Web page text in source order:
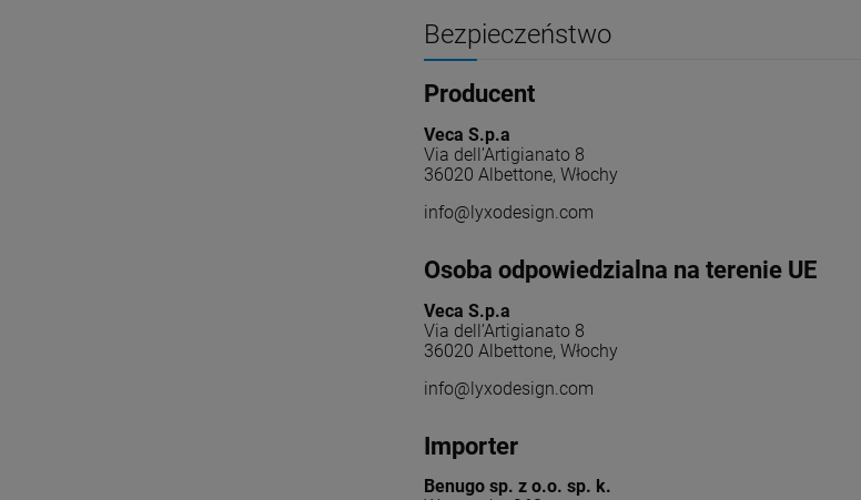
Bezpieczeństwo
Producent
Veca S.p.a
Via dell’Artigianato 8
36020 Albettone, Włochy
info@lyxodesign.com
Osoba odpowiedzialna na terenie UE
Veca S.p.a
Via dell’Artigianato 8
36020 Albettone, Włochy
info@lyxodesign.com
Importer
Benugo sp. z o.o. sp. k.